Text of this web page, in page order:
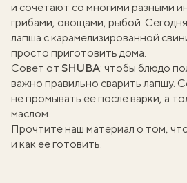
и сочетают со многими разными
грибами, овощами, рыбой. Сегодня
лапша с карамелизированной
просто приготовить дома.
Совет от SHUBA: чтобы блюдо
важно правильно сварить лапшу.
не промывать ее после варки, а
маслом.
Прочтите наш материал о том,
и как ее готовить.